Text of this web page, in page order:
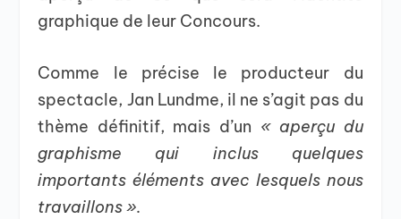
graphique de leur Concours.
Comme le précise le producteur du
spectacle, Jan Lundme, il ne s’agit pas du
thème définitif, mais d’un « aperçu du
graphisme qui inclus quelques
importants éléments avec lesquels nous
travaillons ».